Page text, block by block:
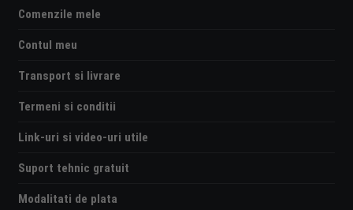
Comenzile mele
Contul meu
Transport si livrare
Termeni si conditii
Link-uri si video-uri utile
Suport tehnic gratuit
Modalitati de plata